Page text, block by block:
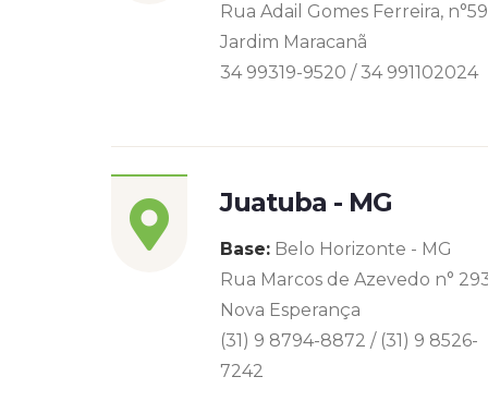
Rua Adail Gomes Ferreira,
Jardim Maracanã
34 99319-9520 / 34 991102024
Juatuba - MG
Base: Belo Horizonte - MG
Rua Marcos de Azevedo n°
Nova Esperança
(31) 9 8794-8872 / (31) 9 8526-
7242